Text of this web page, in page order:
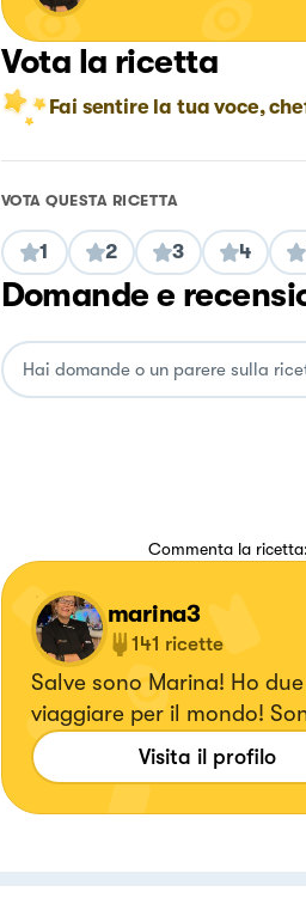
Vota la ricetta
Fai sentire la tua voce,
VOTA QUESTA RICETTA
1 2 3 4
Domande e
Commenta la
marina3
141 ricette
Salve sono Marina! Ho
viaggiare per il mondo!
dove sono anche alla
ho una mia pagina blog
di cucina "Quelli che
Visita il profilo